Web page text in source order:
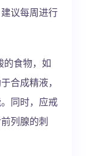
议每周进行
的食物，如
合成精液，
同时，应戒
列腺的刺